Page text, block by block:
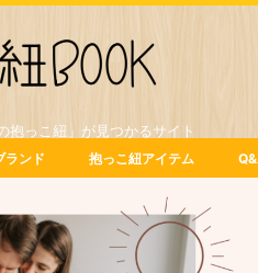
抱っこ紐」が見つかるサイト
ランド 抱っこ紐アイテム